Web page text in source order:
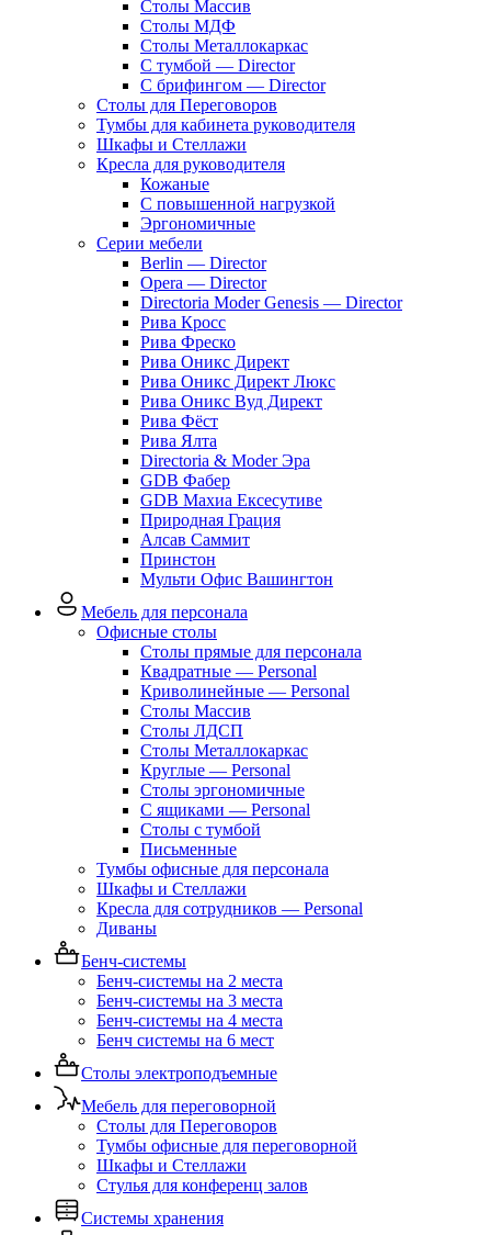
Столы Массив
Столы МДФ
Столы Металлокаркас
С тумбой — Director
C брифингом — Director
Столы для Переговоров
Тумбы для кабинета руководителя
Шкафы и Стеллажи
Кресла для руководителя
Кожаные
С повышенной нагрузкой
Эргономичные
Серии мебели
Berlin — Director
Opera — Director
Directoria Moder Genesis — Director
Рива Кросс
Рива Фреско
Рива Оникс Директ
Рива Оникс Директ Люкс
Рива Оникс Вуд Директ
Рива Фёст
Рива Ялта
Directoria & Moder Эра
GDB Фабер
GDB Махиа Ексесутиве
Природная Грация
Алсав Саммит
Принстон
Мульти Офис Вашингтон
Мебель для персонала
Офисные столы
Столы прямые для персонала
Квадратные — Personal
Криволинейные — Personal
Столы Массив
Столы ЛДСП
Столы Металлокаркас
Круглые — Personal
Столы эргономичные
С ящиками — Personal
Столы с тумбой
Письменные
Тумбы офисные для персонала
Шкафы и Стеллажи
Кресла для сотрудников — Personal
Диваны
Бенч-системы
Бенч-системы на 2 места
Бенч-системы на 3 места
Бенч-системы на 4 места
Бенч системы на 6 мест
Столы электроподъемные
Мебель для переговорной
Столы для Переговоров
Тумбы офисные для переговорной
Шкафы и Стеллажи
Стулья для конференц залов
Системы хранения